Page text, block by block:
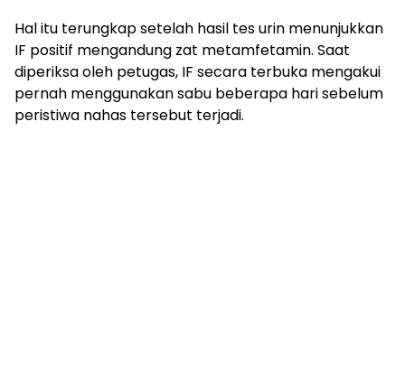
Hal itu terungkap setelah hasil tes urin menunjukkan
IF positif mengandung zat metamfetamin. Saat
diperiksa oleh petugas, IF secara terbuka mengakui
pernah menggunakan sabu beberapa hari sebelum
peristiwa nahas tersebut terjadi.